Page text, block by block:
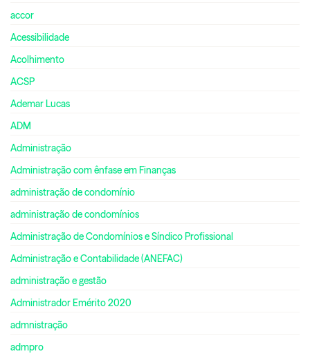
accor
Acessibilidade
Acolhimento
ACSP
Ademar Lucas
ADM
Administração
Administração com ênfase em Finanças
administração de condomínio
administração de condomínios
Administração de Condomínios e Síndico Profissional
Administração e Contabilidade (ANEFAC)
administração e gestão
Administrador Emérito 2020
admnistração
admpro